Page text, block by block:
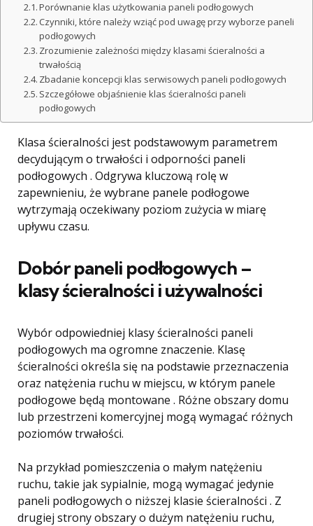
Porównanie klas użytkowania paneli podłogowych
Czynniki, które należy wziąć pod uwagę przy wyborze paneli
podłogowych
Zrozumienie zależności między klasami ścieralności a
trwałością
Zbadanie koncepcji klas serwisowych paneli podłogowych
Szczegółowe objaśnienie klas ścieralności paneli
podłogowych
Klasa ścieralności jest podstawowym parametrem
decydującym o trwałości i odporności paneli
podłogowych . Odgrywa kluczową rolę w
zapewnieniu, że wybrane panele podłogowe
wytrzymają oczekiwany poziom zużycia w miarę
upływu czasu.
Dobór paneli podłogowych –
klasy ścieralności i używalności
Wybór odpowiedniej klasy ścieralności paneli
podłogowych ma ogromne znaczenie. Klasę
ścieralności określa się na podstawie przeznaczenia
oraz natężenia ruchu w miejscu, w którym panele
podłogowe będą montowane . Różne obszary domu
lub przestrzeni komercyjnej mogą wymagać różnych
poziomów trwałości.
Na przykład pomieszczenia o małym natężeniu
ruchu, takie jak sypialnie, mogą wymagać jedynie
paneli podłogowych o niższej klasie ścieralności . Z
drugiej strony obszary o dużym natężeniu ruchu,